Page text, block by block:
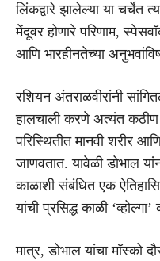
लिंकद्वारे झालेल्या या चर्चेत
मेंदूवर होणारे परिणाम,
आणि भारहीनतेच्या
रशियन अंतराळवीरांनी
हालचाली करणे अत्यंत
परिस्थितीत मानवी शरीर
जाणवतात. यावेळी डोभाल
काळाशी संबंधित एक
यांची प्रसिद्ध काळी
मात्र, डोभाल यांचा मॉस्को